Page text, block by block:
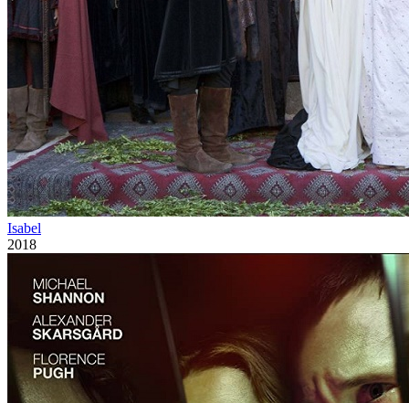
Isabel
2018